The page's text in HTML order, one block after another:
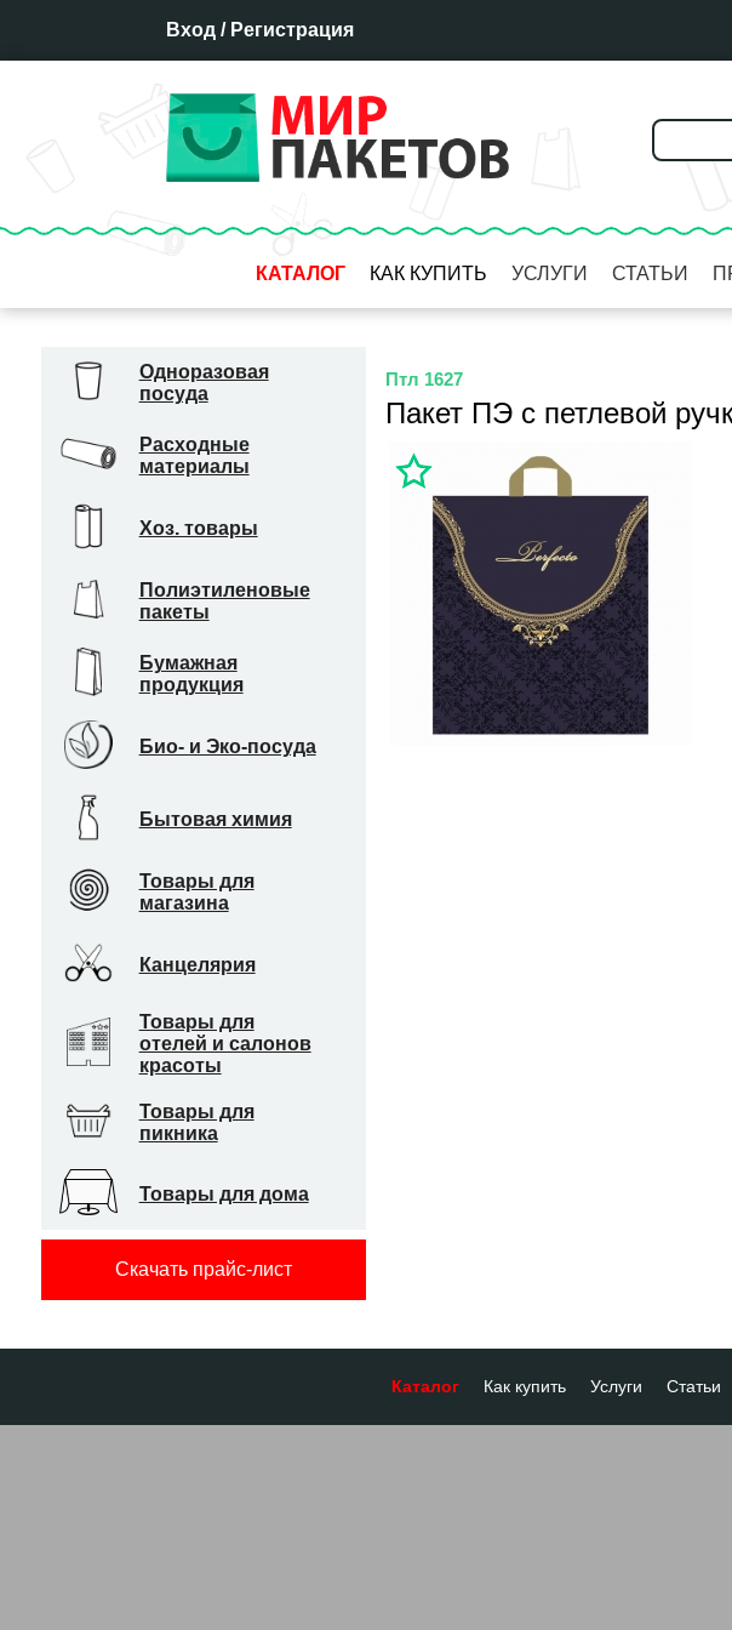
Вход / Регистрация
КАТАЛОГ КАК КУПИТЬ
Гарантия
Система скидок
УСЛУГИ СТАТЬИ
Одноразовая
посуда
Расходные
материалы
Хоз. товары
Полиэтиленовые
пакеты
Бумажная
продукция
Био- и Эко-посуда
Бытовая химия
Товары для
магазина
Канцелярия
Товары для
отелей и салонов
красоты
Товары для
пикника
Товары для дома
Скачать прайс-лист
Птл 1627
Пакет ПЭ с петлевой
Каталог Как купить Услуги Статьи